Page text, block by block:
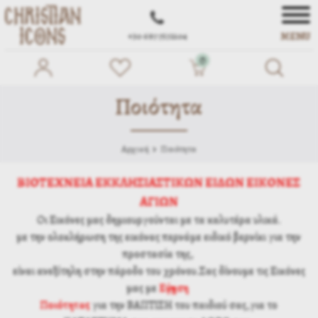
+30 697 7572104 MENU
0
Ποιότητα
Αρχική Ποιότητα
ΒΙΟΤΕΧΝΕΙΑ ΕΚΚΛΗΣΙΑΣΤΙΚΩΝ ΕΙΔΩΝ ΕΙΚΟΝΕΣ
ΑΓΙΩΝ
Οι Εικόνες μας δημιουργούνται με τα καλυτέρα υλικά.
με την ολοκλήρωση της εικόνας περνάμε ειδικό βερνίκι για την
προστασία της,
είναι ανεξίτηλη στην πάροδο του χρόνου.Σας δίνουμε τις Εικόνες
μας μεΕγγύηση
Ποιότηταςγια την ΒΑΠΤΙΣΗ του παιδιού σας,για το